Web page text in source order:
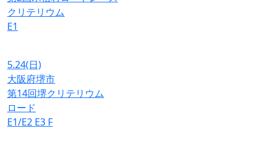
クリテリウム
E1
5.24(日)
大阪府堺市
第14回堺クリテリウム
ロード
E1/E2 E3 F